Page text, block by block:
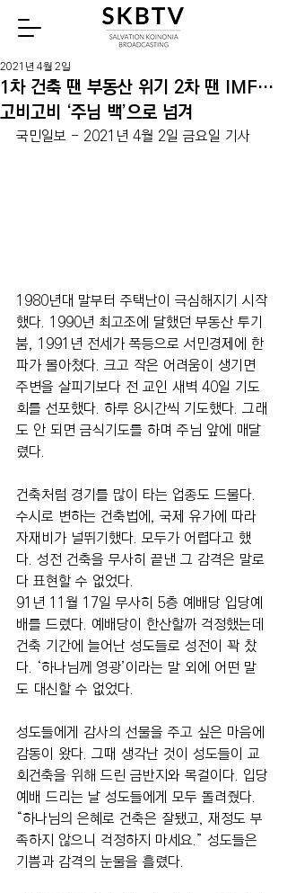
1차 건축 땐 부동산 위기 2차 땐 IMF…
고비고비 ‘주님 백’으로 넘겨
2021년 4월 2일
국민일보 - 2021년 4월 2일 금요일 기사
1980년대 말부터 주택난이 극심해지기 시작
했다. 1990년 최고조에 달했던 부동산 투기
붐, 1991년 전세가 폭등으로 서민경제에 한
파가 몰아쳤다. 크고 작은 어려움이 생기면
주변을 살피기보다 전 교인 새벽 40일 기도
회를 선포했다. 하루 8시간씩 기도했다. 그래
도 안 되면 금식기도를 하며 주님 앞에 매달
렸다.
건축처럼 경기를 많이 타는 업종도 드물다.
수시로 변하는 건축법에, 국제 유가에 따라
자재비가 널뛰기했다. 모두가 어렵다고 했
다. 성전 건축을 무사히 끝낸 그 감격은 말로
다 표현할 수 없었다.
91년 11월 17일 무사히 5층 예배당 입당예
배를 드렸다. 예배당이 한산할까 걱정했는데
건축 기간에 늘어난 성도들로 성전이 꽉 찼
다. ‘하나님께 영광’이라는 말 외에 어떤 말
도 대신할 수 없었다.
성도들에게 감사의 선물을 주고 싶은 마음에
감동이 왔다. 그때 생각난 것이 성도들이 교
회건축을 위해 드린 금반지와 목걸이다. 입당
예배 드리는 날 성도들에게 모두 돌려줬다.
“하나님의 은혜로 건축은 잘됐고, 재정도 부
족하지 않으니 걱정하지 마세요.” 성도들은
기쁨과 감격의 눈물을 흘렸다.